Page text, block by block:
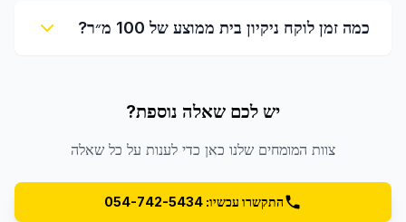
כמה זמן לוקח ניקיון בית ממוצע של 100 מ״ר?
יש לכם שאלה נוספת?
צוות המומחים שלנו כאן כדי לענות על כל שאלה
התקשרו עכשיו: 054-742-5434